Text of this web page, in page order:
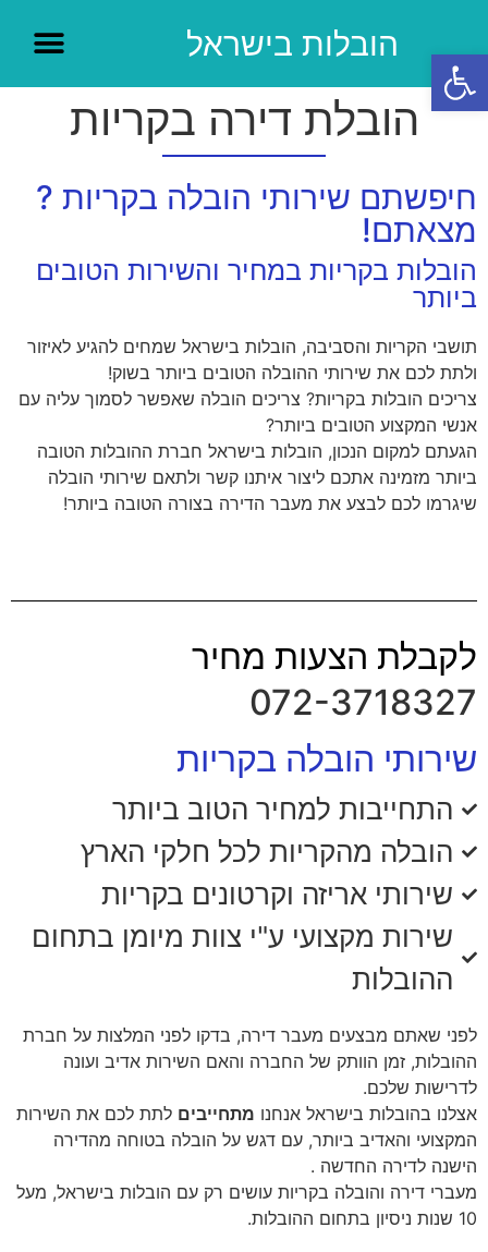
פתח סרגל נגישותהובלות בישראל
הובלת דירה בקריות
חיפשתם שירותי הובלה בקריות ?
מצאתם!
הובלות בקריות במחיר והשירות הטובים
ביותר
תושבי הקריות והסביבה, הובלות בישראל שמחים להגיע לאיזור
ולתת לכם את שירותי ההובלה הטובים ביותר בשוק!
צריכים הובלות בקריות? צריכים הובלה שאפשר לסמוך עליה עם
אנשי המקצוע הטובים ביותר?
הגעתם למקום הנכון, הובלות בישראל חברת ההובלות הטובה
ביותר מזמינה אתכם ליצור איתנו קשר ולתאם שירותי הובלה
שיגרמו לכם לבצע את מעבר הדירה בצורה הטובה ביותר!
לקבלת הצעות מחיר
072-3718327
שירותי הובלה בקריות
התחייבות למחיר הטוב ביותר
הובלה מהקריות לכל חלקי הארץ
שירותי אריזה וקרטונים בקריות
שירות מקצועי ע"י צוות מיומן בתחום
ההובלות
לפני שאתם מבצעים מעבר דירה, בדקו לפני המלצות על חברת
ההובלות, זמן הוותק של החברה והאם השירות אדיב ועונה
לדרישות שלכם.
אצלנו בהובלות בישראל אנחנו מתחייבים לתת לכם את השירות
המקצועי והאדיב ביותר, עם דגש על הובלה בטוחה מהדירה
הישנה לדירה החדשה .
מעברי דירה והובלה בקריות עושים רק עם הובלות בישראל, מעל
10 שנות ניסיון בתחום ההובלות.